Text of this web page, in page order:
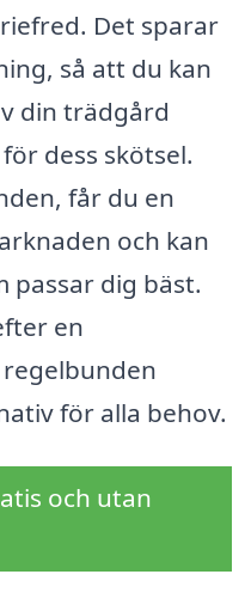
Det sparar
så att du kan
din trädgård
dess skötsel.
får du en
och kan
passar dig bäst.
en
för alla behov.
och utan